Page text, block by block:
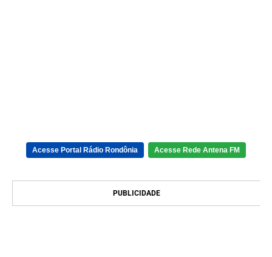
Acesse Portal Rádio Rondônia Acesse Rede Antena FM
PUBLICIDADE